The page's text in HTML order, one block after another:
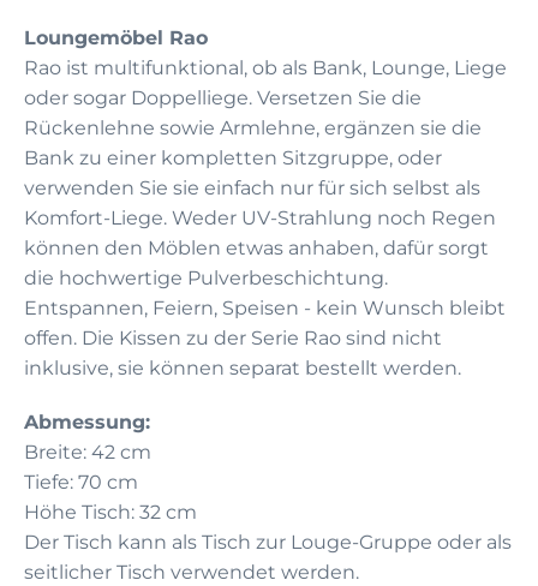
Loungemöbel Rao
Rao ist multifunktional, ob als Bank, Lounge, Liege
oder sogar Doppelliege. Versetzen Sie die
Rückenlehne sowie Armlehne, ergänzen sie die
Bank zu einer kompletten Sitzgruppe, oder
verwenden Sie sie einfach nur für sich selbst als
Komfort-Liege. Weder UV-Strahlung noch Regen
können den Möblen etwas anhaben, dafür sorgt
die hochwertige Pulverbeschichtung.
Entspannen, Feiern, Speisen - kein Wunsch bleibt
offen. Die Kissen zu der Serie Rao sind nicht
inklusive, sie können separat bestellt werden.
Abmessung:
Breite: 42 cm
Tiefe: 70 cm
Höhe Tisch: 32 cm
Der Tisch kann als Tisch zur Louge-Gruppe oder als
seitlicher Tisch verwendet werden.